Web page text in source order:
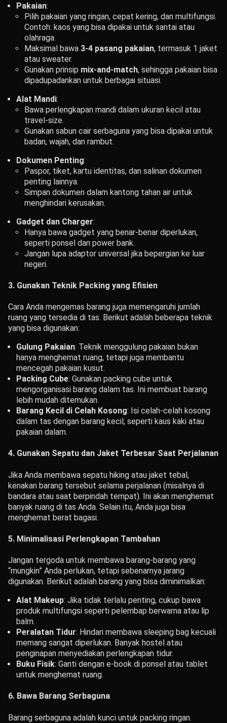
Pakaian:
Pilih pakaian yang ringan, cepat kering, dan multifungsi.
Contoh: kaos yang bisa dipakai untuk santai atau
olahraga.
Maksimal bawa 3-4 pasang pakaian, termasuk 1 jaket
atau sweater.
Gunakan prinsip mix-and-match, sehingga pakaian bisa
dipadupadankan untuk berbagai situasi.
Alat Mandi:
Bawa perlengkapan mandi dalam ukuran kecil atau
travel-size.
Gunakan sabun cair serbaguna yang bisa dipakai untuk
badan, wajah, dan rambut.
Dokumen Penting:
Paspor, tiket, kartu identitas, dan salinan dokumen
penting lainnya.
Simpan dokumen dalam kantong tahan air untuk
menghindari kerusakan.
Gadget dan Charger:
Hanya bawa gadget yang benar-benar diperlukan,
seperti ponsel dan power bank.
Jangan lupa adaptor universal jika bepergian ke luar
negeri.
3. Gunakan Teknik Packing yang Efisien
Cara Anda mengemas barang juga memengaruhi jumlah
ruang yang tersedia di tas. Berikut adalah beberapa teknik
yang bisa digunakan:
Gulung Pakaian: Teknik menggulung pakaian bukan
hanya menghemat ruang, tetapi juga membantu
mencegah pakaian kusut.
Packing Cube: Gunakan packing cube untuk
mengorganisasi barang dalam tas. Ini membuat barang
lebih mudah ditemukan.
Barang Kecil di Celah Kosong: Isi celah-celah kosong
dalam tas dengan barang kecil, seperti kaus kaki atau
pakaian dalam.
4. Gunakan Sepatu dan Jaket Terbesar Saat Perjalanan
Jika Anda membawa sepatu hiking atau jaket tebal,
kenakan barang tersebut selama perjalanan (misalnya di
bandara atau saat berpindah tempat). Ini akan menghemat
banyak ruang di tas Anda. Selain itu, Anda juga bisa
menghemat berat bagasi.
5. Minimalisasi Perlengkapan Tambahan
Jangan tergoda untuk membawa barang-barang yang
“mungkin” Anda perlukan, tetapi sebenarnya jarang
digunakan. Berikut adalah barang yang bisa diminimalkan:
Alat Makeup: Jika tidak terlalu penting, cukup bawa
produk multifungsi seperti pelembap berwarna atau lip
balm.
Peralatan Tidur: Hindari membawa sleeping bag kecuali
memang sangat diperlukan. Banyak hostel atau
penginapan menyediakan perlengkapan tidur.
Buku Fisik: Ganti dengan e-book di ponsel atau tablet
untuk menghemat ruang.
6. Bawa Barang Serbaguna
Barang serbaguna adalah kunci untuk packing ringan.